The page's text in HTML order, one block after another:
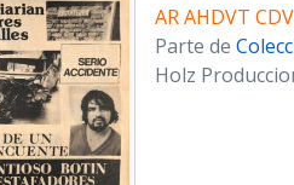
AR AHDVT
Parte de
Holz